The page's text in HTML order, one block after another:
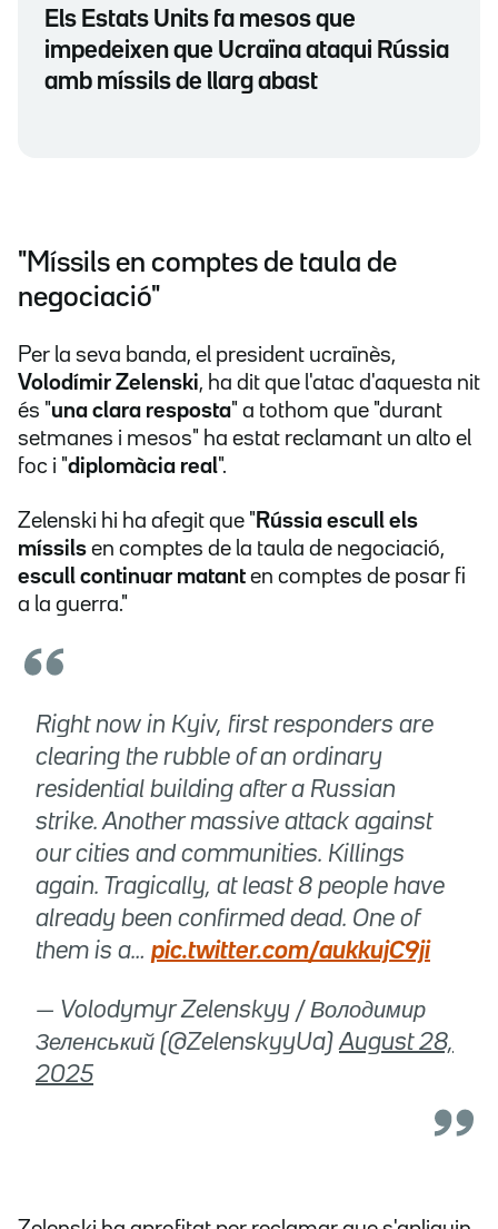
Els Estats Units fa mesos que
impedeixen que Ucraïna ataqui Rússia
amb míssils de llarg abast
"Míssils en comptes de taula de
negociació"
Per la seva banda, el president ucraïnès,
Volodímir Zelenski, ha dit que l'atac d'aquesta nit
és "una clara resposta" a tothom que "durant
setmanes i mesos" ha estat reclamant un alto el
foc i "diplomàcia real".
Zelenski hi ha afegit que " Rússia escull els
míssils en comptes de la taula de negociació,
escull continuar matant en comptes de posar fi
a la guerra."
Right now in Kyiv, first responders are
clearing the rubble of an ordinary
residential building after a Russian
strike. Another massive attack against
our cities and communities. Killings
again. Tragically, at least 8 people have
already been confirmed dead. One of
them is a… pic.twitter.com/aukkujC9ji
— Volodymyr Zelenskyy / Володимир
Зеленський (@ZelenskyyUa)August 28,
2025